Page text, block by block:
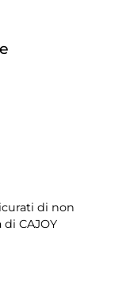
di non
CAJOY